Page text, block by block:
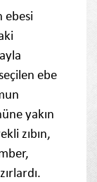
ebesi
ebe
yakın
zıbın,